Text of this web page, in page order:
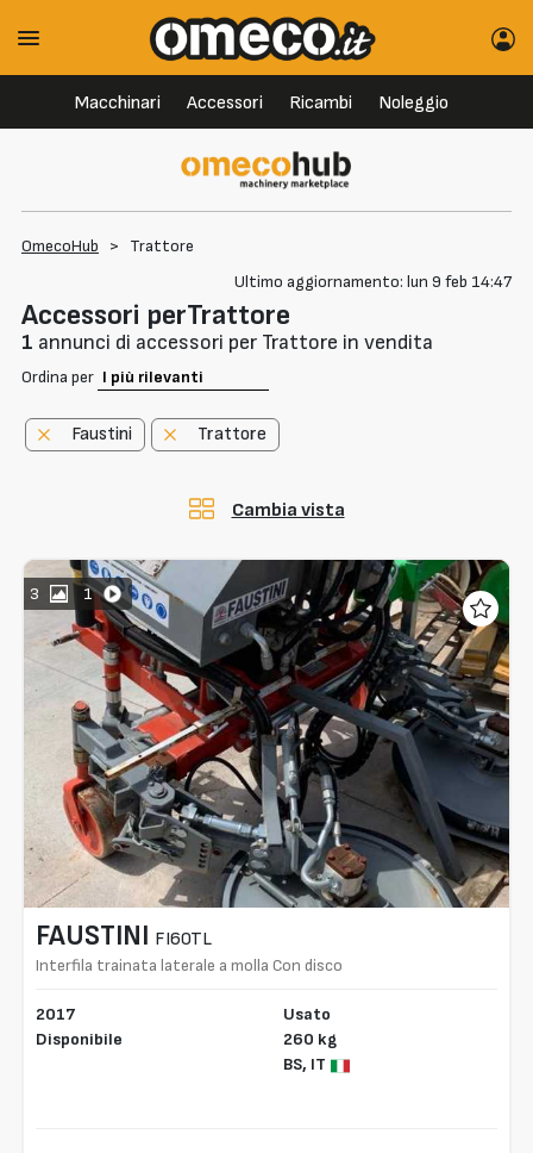
Macchinari Accessori Ricambi Noleggio
OmecoHub >
Trattore
Ultimo aggiornamento: lun 9 feb 14:47
Accessori perTrattore
1 annunci di accessori per Trattore in vendita
Ordina per
Faustini Trattore
Cambia vista
3 1
FAUSTINI FI60TL
Interfila trainata laterale a molla Con disco
2017
Disponibile
Usato
260 kg
BS, IT